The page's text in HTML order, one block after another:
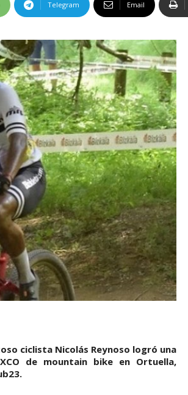
Telegram Email
ciclista Nicolás Reynoso logró una
de mountain bike en Ortuella,